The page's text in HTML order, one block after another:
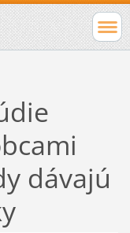
dávajú